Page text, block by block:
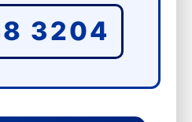
3204